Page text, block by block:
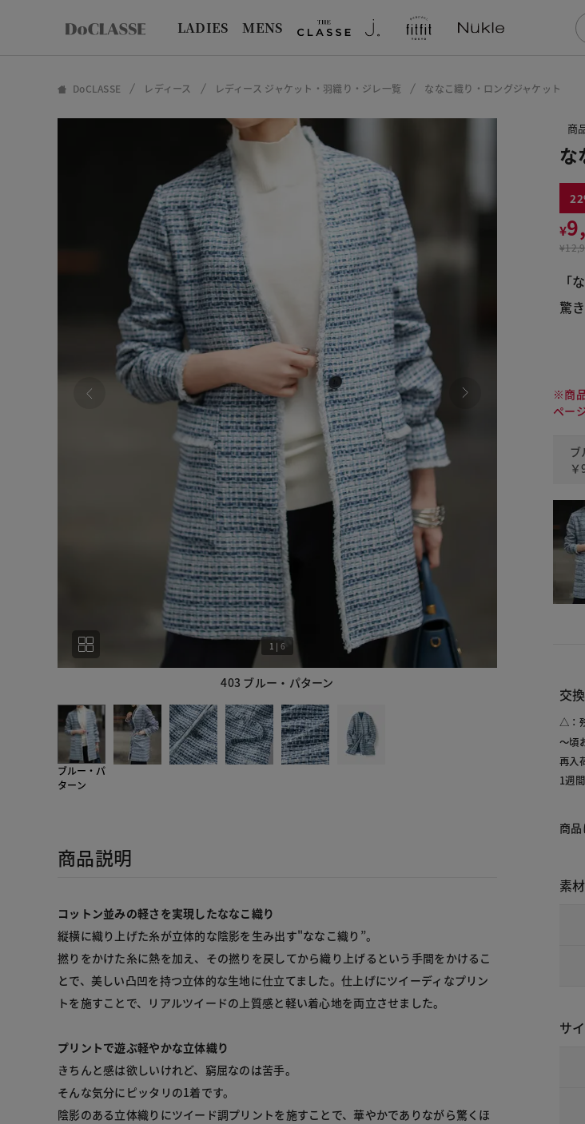
LADIES MENS
DoCLASSE レディース レディース ジャケット・羽織り・ジレ一覧 ななこ織り・ロングジャケット
403 ブルー・パターン
1 | 6
ブルー・パ
ターン
商品説明
コットン並みの軽さを実現したななこ織り
縦横に織り上げた糸が立体的な陰影を生み出す"ななこ織り”。
撚りをかけた糸に熱を加え、その撚りを戻してから織り上げるという手間をかけるこ
とで、美しい凸凹を持つ立体的な生地に仕立てました。仕上げにツイーディなプリン
トを施すことで、リアルツイードの上質感と軽い着心地を両立させました。
プリントで遊ぶ軽やかな立体織り
きちんと感は欲しいけれど、窮屈なのは苦手。
そんな気分にピッタリの1着です。
陰影のある立体織りにツイード調プリントを施すことで、華やかでありながら驚くほ
商
な
22
¥
¥
「
驚
※商
ペー
ブ
交
△：
～頃
再入
1週
商
素材
サ